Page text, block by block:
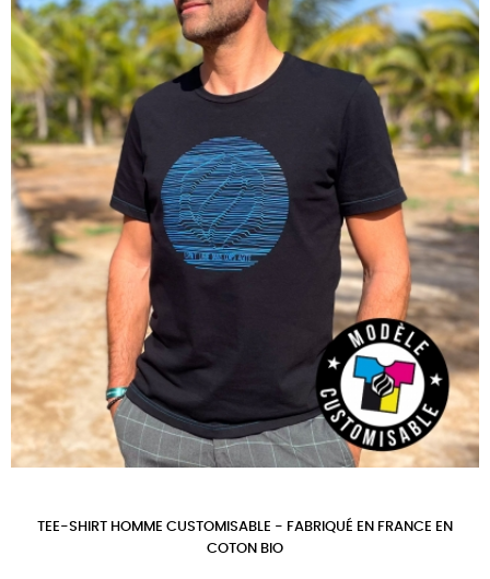
TEE-SHIRT HOMME CUSTOMISABLE - FABRIQUÉ EN FRANCE EN
COTON BIO